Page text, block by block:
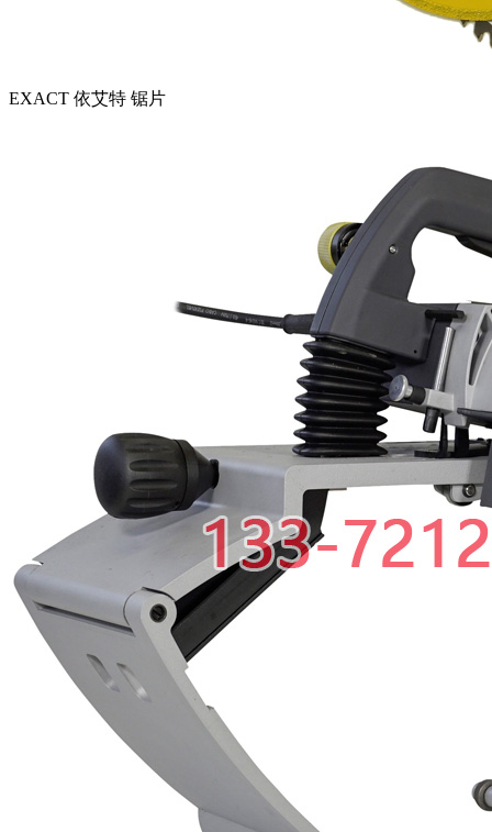
EXACT 依艾特 锯片